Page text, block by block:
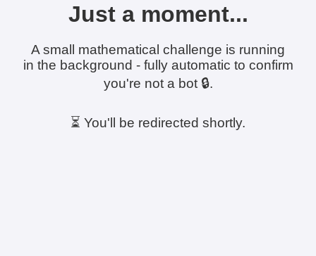
Just a moment...
A small mathematical challenge is running
in the background - fully automatic to confirm
you're not a bot 🔒.
⏳ You'll be redirected shortly.